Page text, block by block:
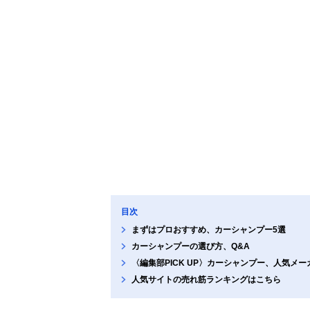
目次
まずはプロおすすめ、カーシャンプー5選
カーシャンプーの選び方、Q&A
〈編集部PICK UP〉カーシャンプー、人気メ
人気サイトの売れ筋ランキングはこちら